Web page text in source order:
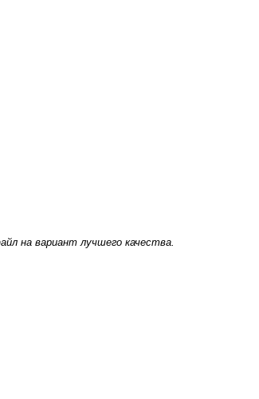
на вариант лучшего качества.